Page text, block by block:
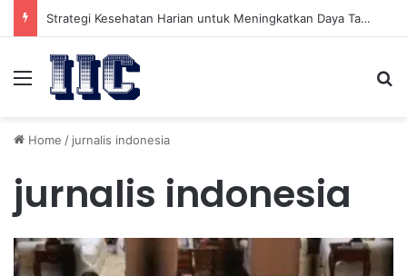
Strategi Kesehatan Harian untuk Meningkatkan Daya Tahan Tubuh dalam Beraktivitas
Menu
Home / jurnalis indonesia
jurnalis indonesia